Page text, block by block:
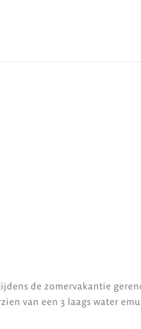
de zomervakantie
van een 3 laags water